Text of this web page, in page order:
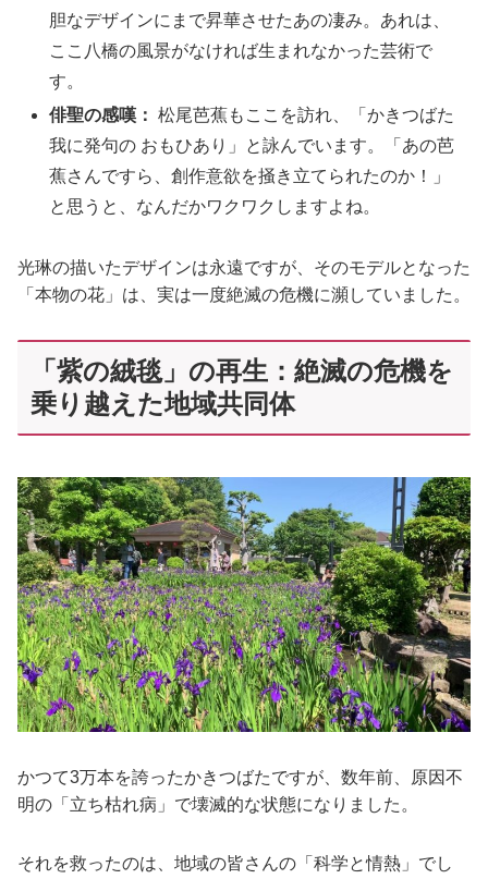
胆なデザインにまで昇華させたあの凄み。あれは、
ここ八橋の風景がなければ生まれなかった芸術で
す。
俳聖の感嘆： 松尾芭蕉もここを訪れ、「かきつばた
我に発句の おもひあり」と詠んでいます。「あの芭
蕉さんですら、創作意欲を掻き立てられたのか！」
と思うと、なんだかワクワクしますよね。
光琳の描いたデザインは永遠ですが、そのモデルとなった
「本物の花」は、実は一度絶滅の危機に瀕していました。
「紫の絨毯」の再生：絶滅の危機を
乗り越えた地域共同体
かつて3万本を誇ったかきつばたですが、数年前、原因不
明の「立ち枯れ病」で壊滅的な状態になりました。
それを救ったのは、地域の皆さんの「科学と情熱」でし